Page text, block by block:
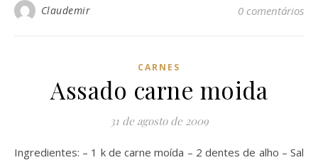
Claudemir 0 comentários
CARNES
Assado carne moida
31 de agosto de 2009
Ingredientes: – 1 k de carne moída – 2 dentes de alho – Sal